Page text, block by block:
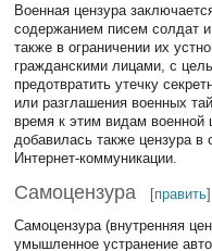
Военная цензура
содержанием писем солдат
также в ограничении их
гражданскими лицами, с
предотвратить утечку
или разглашения военных
время к этим видам военной
добавилась также цензура в
Интернет-коммуникации.
Самоцензура [править]
Самоцензура (внутренняя
умышленное устранение